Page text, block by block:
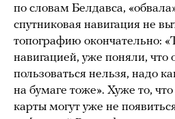
по словам Белдавса,
спутниковая навигация не
топографию окончательно:
навигацией, уже поняли, что
пользоваться нельзя, надо
на бумаге тоже». Хуже то,
карты могут уже не